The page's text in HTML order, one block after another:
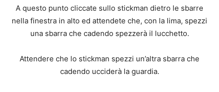
A questo punto cliccate sullo stickman dietro le sbarre
nella finestra in alto ed attendete che, con la lima, spezzi
una sbarra che cadendo spezzerà il lucchetto.
Attendere che lo stickman spezzi un’altra sbarra che
cadendo ucciderà la guardia.